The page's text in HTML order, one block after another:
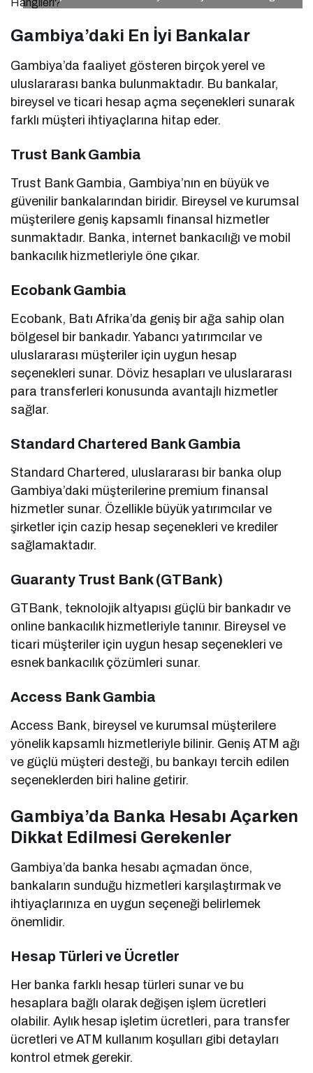
Gambiya’daki En İyi Bankalar
Gambiya’da faaliyet gösteren birçok yerel ve
uluslararası banka bulunmaktadır. Bu bankalar,
bireysel ve ticari hesap açma seçenekleri sunarak
farklı müşteri ihtiyaçlarına hitap eder.
Trust Bank Gambia
Trust Bank Gambia, Gambiya’nın en büyük ve
güvenilir bankalarından biridir. Bireysel ve kurumsal
müşterilere geniş kapsamlı finansal hizmetler
sunmaktadır. Banka, internet bankacılığı ve mobil
bankacılık hizmetleriyle öne çıkar.
Ecobank Gambia
Ecobank, Batı Afrika’da geniş bir ağa sahip olan
bölgesel bir bankadır. Yabancı yatırımcılar ve
uluslararası müşteriler için uygun hesap
seçenekleri sunar. Döviz hesapları ve uluslararası
para transferleri konusunda avantajlı hizmetler
sağlar.
Standard Chartered Bank Gambia
Standard Chartered, uluslararası bir banka olup
Gambiya’daki müşterilerine premium finansal
hizmetler sunar. Özellikle büyük yatırımcılar ve
şirketler için cazip hesap seçenekleri ve krediler
sağlamaktadır.
Guaranty Trust Bank (GTBank)
GTBank, teknolojik altyapısı güçlü bir bankadır ve
online bankacılık hizmetleriyle tanınır. Bireysel ve
ticari müşteriler için uygun hesap seçenekleri ve
esnek bankacılık çözümleri sunar.
Access Bank Gambia
Access Bank, bireysel ve kurumsal müşterilere
yönelik kapsamlı hizmetleriyle bilinir. Geniş ATM ağı
ve güçlü müşteri desteği, bu bankayı tercih edilen
seçeneklerden biri haline getirir.
Gambiya’da Banka Hesabı Açarken
Dikkat Edilmesi Gerekenler
Gambiya’da banka hesabı açmadan önce,
bankaların sunduğu hizmetleri karşılaştırmak ve
ihtiyaçlarınıza en uygun seçeneği belirlemek
önemlidir.
Hesap Türleri ve Ücretler
Her banka farklı hesap türleri sunar ve bu
hesaplara bağlı olarak değişen işlem ücretleri
olabilir. Aylık hesap işletim ücretleri, para transfer
ücretleri ve ATM kullanım koşulları gibi detayları
kontrol etmek gerekir.